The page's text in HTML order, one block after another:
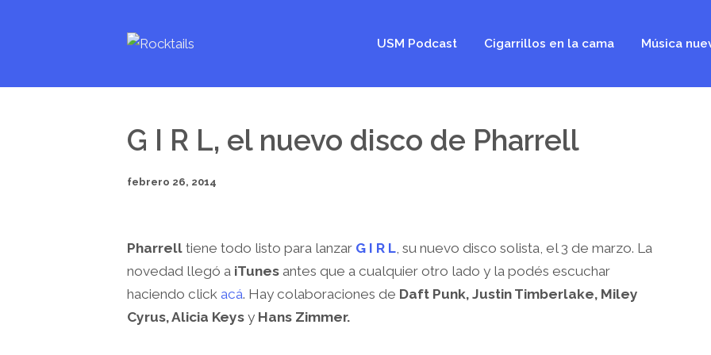
USM Podcast Cigarrillos en la cama Música
G I R L, el nuevo disco de Pharrell
febrero 26, 2014
Pharrell tiene todo listo para lanzar G I R L, su nuevo disco solista, el 3 de marzo. La
novedad llegó a iTunes antes que a cualquier otro lado y la podés escuchar
haciendo click acá. Hay colaboraciones de Daft Punk, Justin Timberlake, Miley
Cyrus, Alicia Keys y Hans Zimmer.